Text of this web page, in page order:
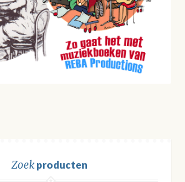
Zoekproducten